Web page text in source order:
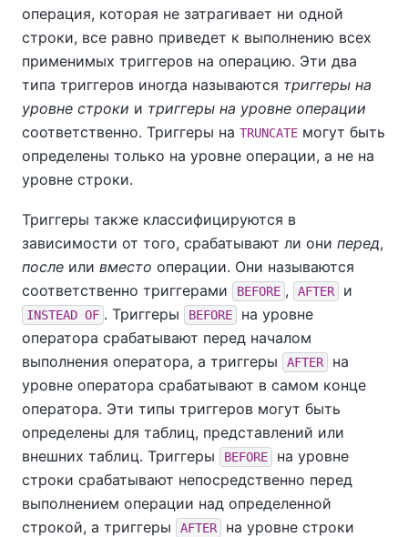
операция, которая не затрагивает ни одной
строки, все равно приведет к выполнению всех
применимых триггеров на операцию. Эти два
типа триггеров иногда называются триггеры на
уровне строки и триггеры на уровне операции
соответственно. Триггеры на TRUNCATE могут быть
определены только на уровне операции, а не на
уровне строки.
Триггеры также классифицируются в
зависимости от того, срабатывают ли они перед,
после или вместо операции. Они называются
соответственно триггерами
BEFORE , AFTER и
INSTEAD OF . Триггеры BEFORE
на уровне
оператора срабатывают перед началом
выполнения оператора, а триггеры
AFTER
на
уровне оператора срабатывают в самом конце
оператора. Эти типы триггеров могут быть
определены для таблиц, представлений или
внешних таблиц. Триггеры
BEFORE
на уровне
строки срабатывают непосредственно перед
выполнением операции над определенной
строкой, а триггеры
AFTER
на уровне строки